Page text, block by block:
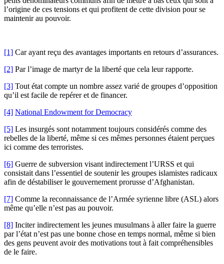
l’origine de ces tensions et qui profitent de cette division pour se
maintenir au pouvoir.
[1] Car ayant reçu des avantages importants en retours d’assurances.
[2] Par l’image de martyr de la liberté que cela leur rapporte.
[3] Tout état compte un nombre assez varié de groupes d’opposition
qu’il est facile de repérer et de financer.
[4] National Endowment for Democracy
[5] Les insurgés sont notamment toujours considérés comme des
rebelles de la liberté, même si ces mêmes personnes étaient perçues
ici comme des terroristes.
[6] Guerre de subversion visant indirectement l’URSS et qui
consistait dans l’essentiel de soutenir les groupes islamistes radicaux
afin de déstabiliser le gouvernement prorusse d’Afghanistan.
[7] Comme la reconnaissance de l’Armée syrienne libre (ASL) alors
même qu’elle n’est pas au pouvoir.
[8] Inciter indirectement les jeunes musulmans à aller faire la guerre
par l’état n’est pas une bonne chose en temps normal, même si bien
des gens peuvent avoir des motivations tout à fait compréhensibles
de le faire.